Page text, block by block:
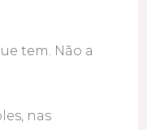
tem. Não a
nas